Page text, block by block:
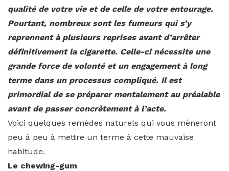
qualité de votre vie et de celle de votre entourage.
Pourtant, nombreux sont les fumeurs qui s’y
reprennent à plusieurs reprises avant d’arrêter
définitivement la cigarette. Celle-ci nécessite une
grande force de volonté et un engagement à long
terme dans un processus compliqué. Il est
primordial de se préparer mentalement au préalable
avant de passer concrètement à l’acte.
Voici quelques remèdes naturels qui vous mèneront
peu à peu à mettre un terme à cette mauvaise
habitude.
Le chewing-gum